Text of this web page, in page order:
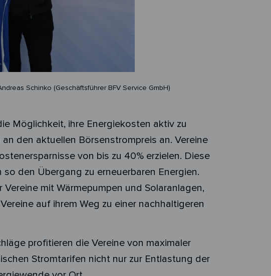
Schinko (Geschäftsführer BFV Service GmbH)
Möglichkeit, ihre Energiekosten aktiv zu
den aktuellen Börsenstrompreis an. Vereine
von bis zu 40% erzielen. Diese
den Übergang zu erneuerbaren Energien.
mit Wärmepumpen und Solaranlagen,
auf ihrem Weg zu einer nachhaltigeren
profitieren die Vereine von maximaler
Stromtarifen nicht nur zur Entlastung der